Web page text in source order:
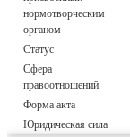
нормотворческим
органом
Статус
Сфера
правоотношений
Форма акта
Юридическая сила